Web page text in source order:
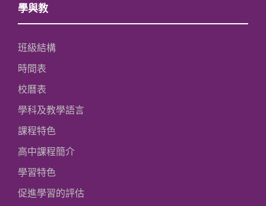
學與教
班級結構
時間表
校曆表
學科及教學語言
課程特色
高中課程簡介
學習特色
促進學習的評估